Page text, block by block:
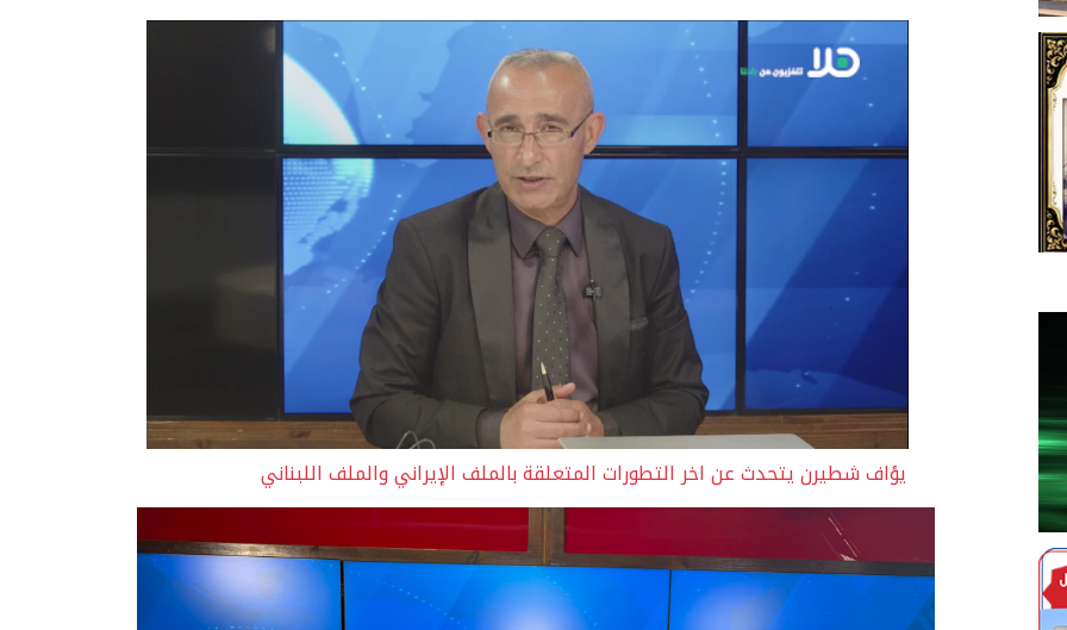
يؤاف شطيرن يتحدث عن اخر التطورات المتعلقة بالملف الإيراني والملف اللبناني